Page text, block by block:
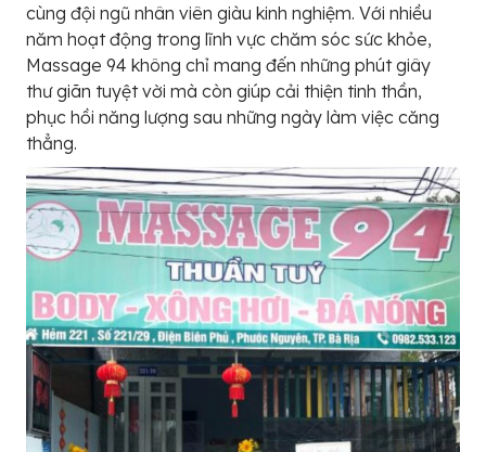
cùng đội ngũ nhân viên giàu kinh nghiệm. Với nhiều
năm hoạt động trong lĩnh vực chăm sóc sức khỏe,
Massage 94 không chỉ mang đến những phút giây
thư giãn tuyệt vời mà còn giúp cải thiện tinh thần,
phục hồi năng lượng sau những ngày làm việc căng
thẳng.